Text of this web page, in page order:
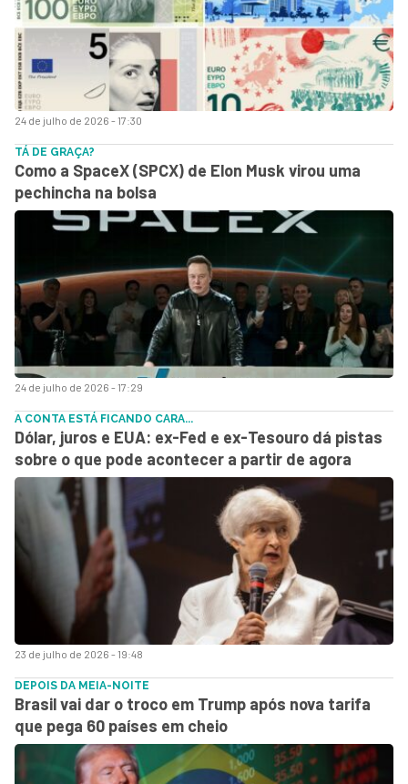
24 de julho de 2026 - 17:30
24 de julho de 2026 - 17:29
TÁ DE GRAÇA?
Como a SpaceX (SPCX) de Elon Musk virou uma
pechincha na bolsa
23 de julho de 2026 - 19:48
A CONTA ESTÁ FICANDO CARA...
Dólar, juros e EUA: ex-Fed e ex-Tesouro dá pistas
sobre o que pode acontecer a partir de agora
DEPOIS DA MEIA-NOITE
Brasil vai dar o troco em Trump após nova tarifa
que pega 60 países em cheio